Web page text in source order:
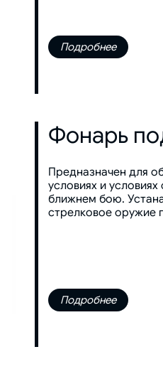
Подробнее
Фонарь
Предназначен для
условиях и
ближнем бою.
стрелковое оружие
Подробнее